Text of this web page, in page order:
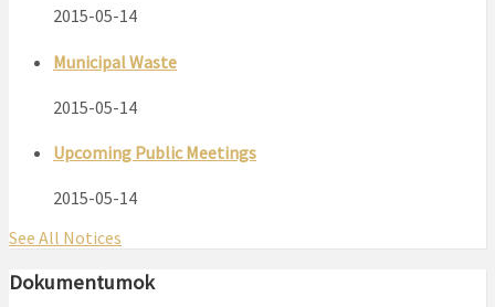
2015-05-14
Municipal Waste
2015-05-14
Upcoming Public Meetings
2015-05-14
See All Notices
Dokumentumok